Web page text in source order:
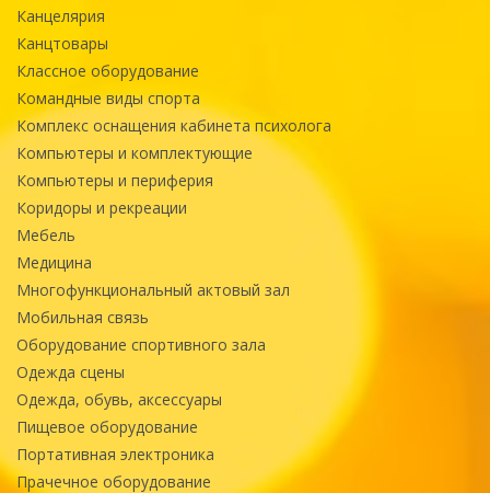
Канцелярия
Канцтовары
Классное оборудование
Командные виды спорта
Комплекс оснащения кабинета психолога
Компьютеры и комплектующие
Компьютеры и периферия
Коридоры и рекреации
Мебель
Медицина
Многофункциональный актовый зал
Мобильная связь
Оборудование спортивного зала
Одежда сцены
Одежда, обувь, аксессуары
Пищевое оборудование
Портативная электроника
Прачечное оборудование